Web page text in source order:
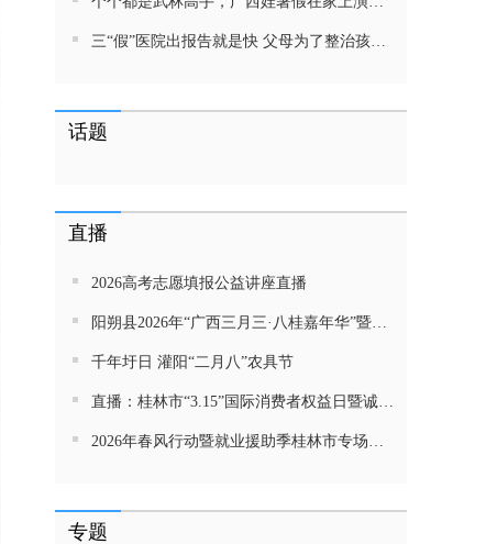
三“假”医院出报告就是快 父母为了整治孩子少吃零食想尽了办法 网友：“又有”笑死我了
话题
直播
2026高考志愿填报公益讲座直播
阳朔县2026年“广西三月三·八桂嘉年华”暨金龙巡游活动直播
千年圩日 灌阳“二月八”农具节
直播：桂林市“3.15”国际消费者权益日暨诚信教育主题活动网民面对面活动
2026年春风行动暨就业援助季桂林市专场招聘活动直播带岗
专题